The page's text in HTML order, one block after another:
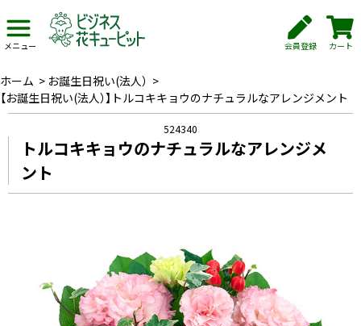
メニュー 会員登録 カート
ホーム > お誕生日祝い(法人） >
【お誕生日祝い(法人）】トルコキキョウのナチュラルなアレンジメント
524340
トルコキキョウのナチュラルなアレンジメ
ント